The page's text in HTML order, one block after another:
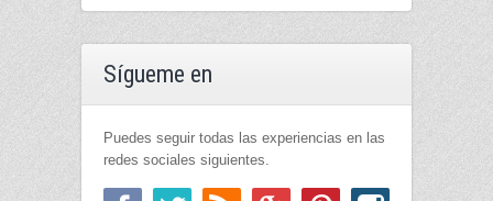
Sígueme en
Puedes seguir todas las experiencias en las
redes sociales siguientes.